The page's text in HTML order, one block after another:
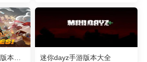
迷你dayz手游版本大全